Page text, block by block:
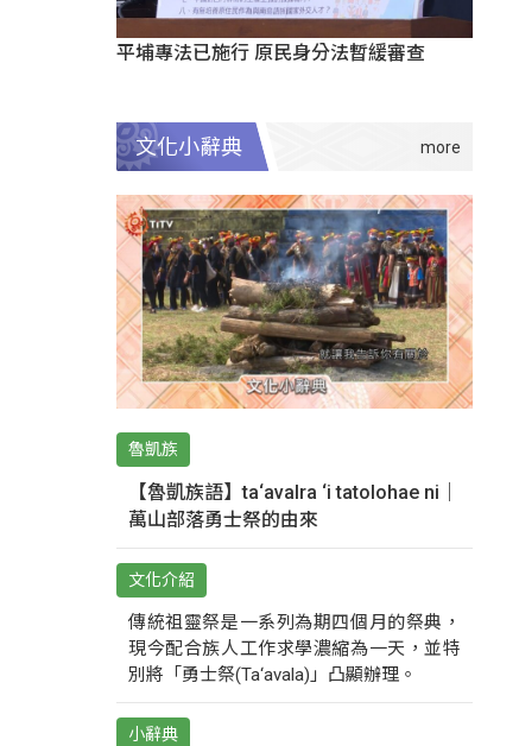
平埔專法已施行 原民身分法暫緩審查
文化小辭典
魯凱族
【魯凱族語】ta‘avalra ‘i tatolohae ni｜
萬山部落勇士祭的由來
文化介紹
傳統祖靈祭是一系列為期四個月的祭典，
現今配合族人工作求學濃縮為一天，並特
別將「勇士祭(Ta‘avala)」凸顯辦理。
小辭典